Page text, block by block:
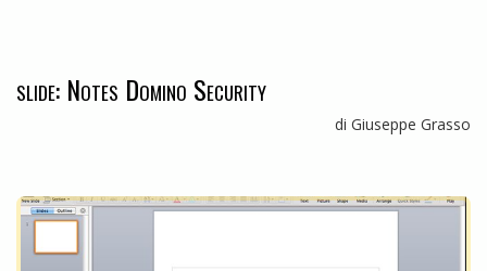
slide: Notes Domino Security
di Giuseppe Grasso